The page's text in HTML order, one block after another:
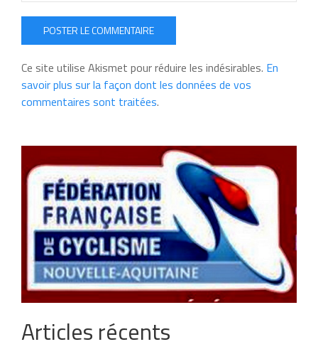
POSTER LE COMMENTAIRE
Ce site utilise Akismet pour réduire les indésirables. En
savoir plus sur la façon dont les données de vos
commentaires sont traitées.
Articles récents